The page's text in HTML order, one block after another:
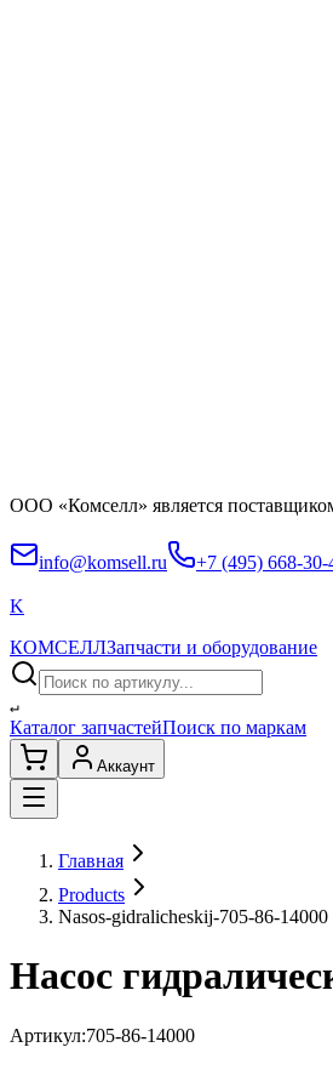
ООО «Комселл» является
info@komsell.ru +7 (495) 668-30-
K
КОМСЕЛЛЗапчасти и оборудование
↵
Каталог запчастейПоиск по маркам
Аккаунт
Главная
Products
Nasos-gidralicheskij-705-86-14000
Насос
Артикул:705-86-14000